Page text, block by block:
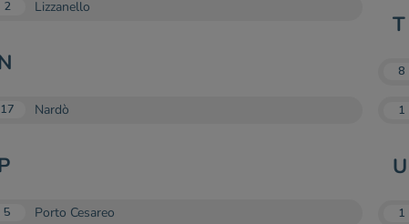
2 Lizzanello
17 Nardò
5 Porto Cesareo
T
8
1
U
1